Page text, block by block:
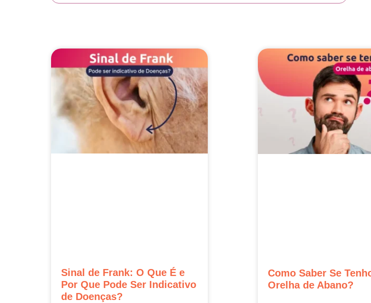
Sinal de Frank: O Que É e
Por Que Pode Ser Indicativo
de Doenças?
Como Saber Se
Orelha de Abano?